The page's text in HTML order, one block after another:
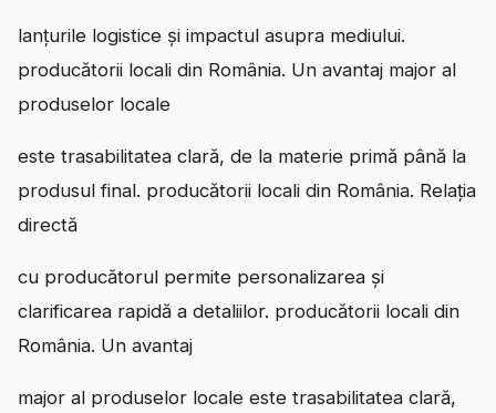
lanțurile logistice și impactul asupra mediului.
producătorii locali din România. Un avantaj major al
produselor locale
este trasabilitatea clară, de la materie primă până la
produsul final. producătorii locali din România. Relația
directă
cu producătorul permite personalizarea și
clarificarea rapidă a detaliilor. producătorii locali din
România. Un avantaj
major al produselor locale este trasabilitatea clară,